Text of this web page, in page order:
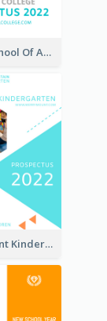
Modern School Of Art Prospectus
Merry Mount Kindergarten Prospectus